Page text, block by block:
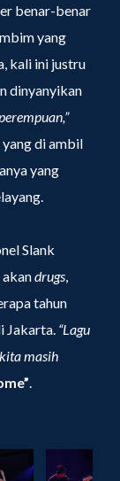
benar-benar
yang
kali ini justru
dinyanyikan
yang di ambil
yang
Slank
drugs
tahun
Jakarta. “Lagu
masih